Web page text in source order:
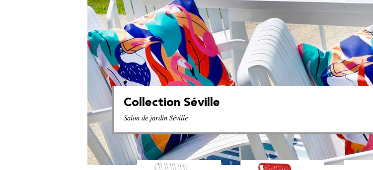
Collection Séville
Salon de jardin Séville